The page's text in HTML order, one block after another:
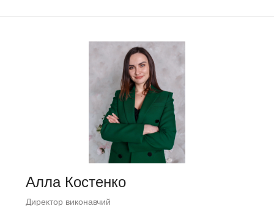
Алла Костенко
Директор виконавчий